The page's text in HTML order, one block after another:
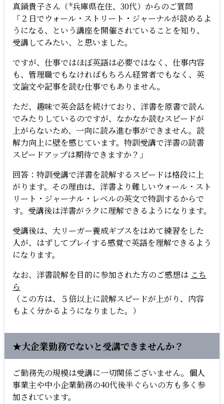
真鍋貴子さん（*兵庫県在住、30代）からのご質問
「２日でウォール・ストリート・ジャーナルが読めるよ
うになる、という講座を開催されていることを知り、
受講してみたい、と思いました。
ですが、仕事ではほぼ英語は必要ではなく、仕事内容
も、管理職でもなければもちろん経営者でもなく、英
文論文や記事を読む仕事でもありません。
ただ、趣味で英会話を続けており、洋書を原書で読ん
でみたりしているのですが、なかなか読むスピードが
上がらないため、一向に読み進む事ができません。読
解力向上に壁を感じています。特訓受講で洋書の読書
スピードアップは期待できますか？」
回答：特訓受講で洋書を読解するスピードは格段に上
がります。その理由は、洋書より難しいウォール・スト
リート・ジャーナル・レベルの英文で特訓するからで
す。受講後は洋書がラクに理解できるようになります。
受講後は、大リーガー養成ギブスをはめて練習をした
人が、はずしてプレイする感覚で英語を理解できるよう
になります。
なお、洋書読解を目的に参加された方のご感想は こち
ら
（この方は、５倍以上に読解スピードが上がり、内容
もよく分かるようになりました。）
★大企業勤務でないと受講できませんか？
ご勤務先の規模は受講に一切関係ございません。個人
事業主や中小企業勤務の40代後半ぐらいの方も多く参
加されています。